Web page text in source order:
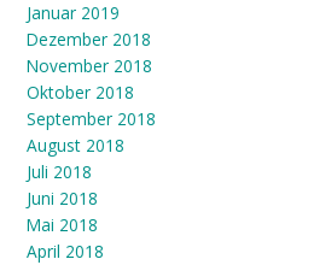
Januar 2019
Dezember 2018
November 2018
Oktober 2018
September 2018
August 2018
Juli 2018
Juni 2018
Mai 2018
April 2018